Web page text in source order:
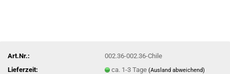
Art.Nr.:
002.36-002.36-Chile
Lieferzeit:
ca. 1-3 Tage(Ausland abweichend)